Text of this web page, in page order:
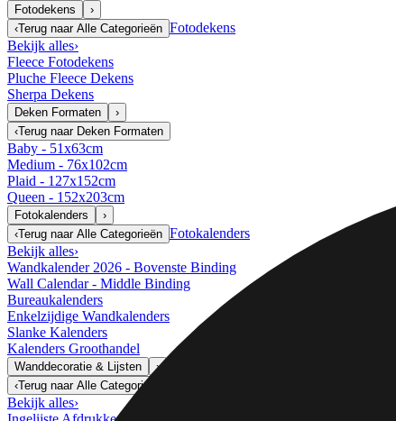
Fotodekens
›
‹Terug naar Alle Categorieën Fotodekens
Bekijk alles›
Fleece Fotodekens
Pluche Fleece Dekens
Sherpa Dekens
Deken Formaten
›
‹Terug naar Deken Formaten
Baby - 51x63cm
Medium - 76x102cm
Plaid - 127x152cm
Queen - 152x203cm
Fotokalenders
›
‹Terug naar Alle Categorieën Fotokalenders
Bekijk alles›
Wandkalender 2026 - Bovenste Binding
Wall Calendar - Middle Binding
Bureaukalenders
Enkelzijdige Wandkalenders
Slanke Kalenders
Kalenders Groothandel
Wanddecoratie & Lijsten
›
‹Terug naar Alle Categorieën
Bekijk alles›